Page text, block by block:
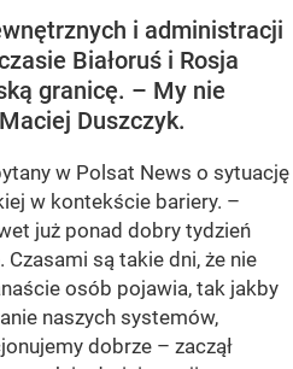
i administracji
Białoruś i Rosja
granicę. – My nie
Duszczyk.
w Polsat News o sytuację
w kontekście bariery. –
już ponad dobry tydzień
są takie dni, że nie
osób pojawia, tak jakby
naszych systemów,
dobrze – zaczął